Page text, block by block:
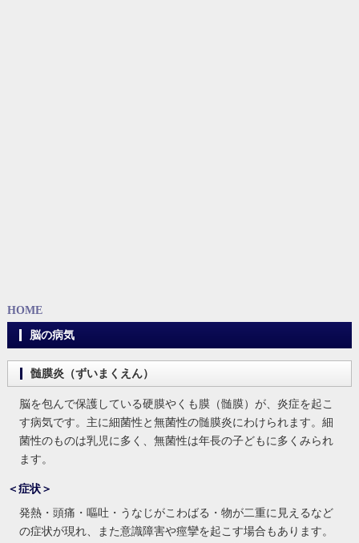
HOME
脳の病気
髄膜炎（ずいまくえん）
脳を包んで保護している硬膜やくも膜（髄膜）が、炎症を起こ
す病気です。主に細菌性と無菌性の髄膜炎にわけられます。細
菌性のものは乳児に多く、無菌性は年長の子どもに多くみられ
ます。
＜症状＞
発熱・頭痛・嘔吐・うなじがこわばる・物が二重に見えるなど
の症状が現れ、また意識障害や痙攣を起こす場合もあります。